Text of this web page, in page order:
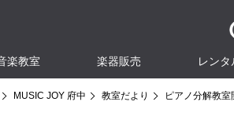
楽教室 楽器販売 レンタ
MUSIC JOY 府中 教室だより ピアノ分解教室